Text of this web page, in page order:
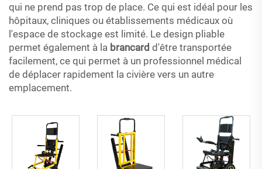
qui ne prend pas trop de place. Ce qui est idéal pour les
hôpitaux, cliniques ou établissements médicaux où
l'espace de stockage est limité. Le design pliable
permet également à la brancard d'être transportée
facilement, ce qui permet à un professionnel médical
de déplacer rapidement la civière vers un autre
emplacement.